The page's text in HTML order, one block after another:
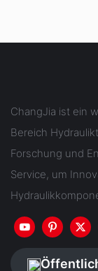
ChangJia ist ein
Bereich
Forschung und
Service, um